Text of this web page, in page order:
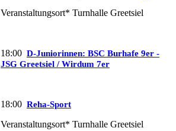
Veranstaltungsort* Turnhalle Greetsiel
18:00 D-Juniorinnen: BSC Burhafe 9er -
JSG Greetsiel / Wirdum 7er
18:00 Reha-Sport
Veranstaltungsort* Turnhalle Greetsiel